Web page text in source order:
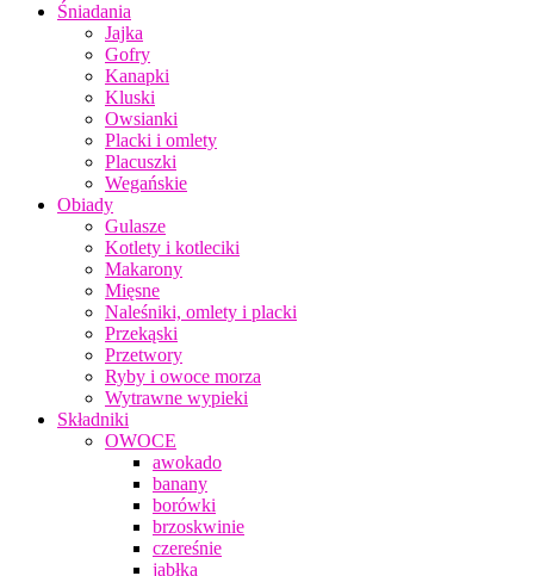
Śniadania
Jajka
Gofry
Kanapki
Kluski
Owsianki
Placki i omlety
Placuszki
Wegańskie
Obiady
Gulasze
Kotlety i kotleciki
Makarony
Mięsne
Naleśniki, omlety i placki
Przekąski
Przetwory
Ryby i owoce morza
Wytrawne wypieki
Składniki
OWOCE
awokado
banany
borówki
brzoskwinie
czereśnie
jabłka